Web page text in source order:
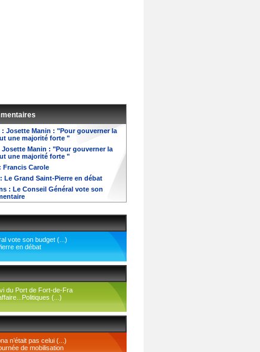
: Josette Manin : "Pour gouverner la
une majorité forte "
Josette Manin : "Pour gouverner la
une majorité forte "
Francis Carole
Le Grand Saint-Pierre en débat
: Le Conseil Général vote son
vote son budget (...)
en débat
du Port de Fort-de-Fra
(...)
n’était pas celui (...)
de mobilisation